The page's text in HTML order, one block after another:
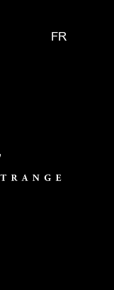
FR